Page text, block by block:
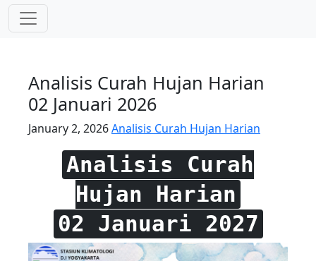
Analisis Curah Hujan Harian
02 Januari 2026
January 2, 2026Analisis Curah Hujan Harian
Analisis Curah
Hujan Harian
02 Januari 2027